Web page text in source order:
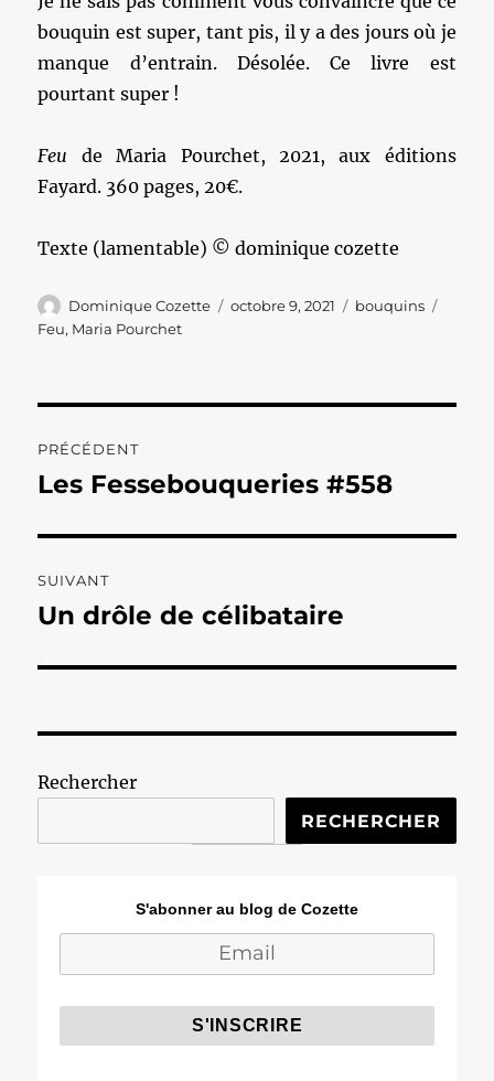
bouquin est super, tant pis, il y a des jours où je
manque d’entrain. Désolée. Ce livre est
pourtant super !
Feu de Maria Pourchet, 2021, aux éditions
Fayard. 360 pages, 20€.
Texte (lamentable) © dominique cozette
Auteur
Dominique Cozette
Publié
octobre 9, 2021 Catégories
bouquins
Feu, Maria Pourchet
de
PRÉCÉDENT
Publication
Les Fessebouqueries #558
SUIVANT
Publication
Un drôle de célibataire
Rechercher
RECHERCHER
S'abonner au blog de Cozette